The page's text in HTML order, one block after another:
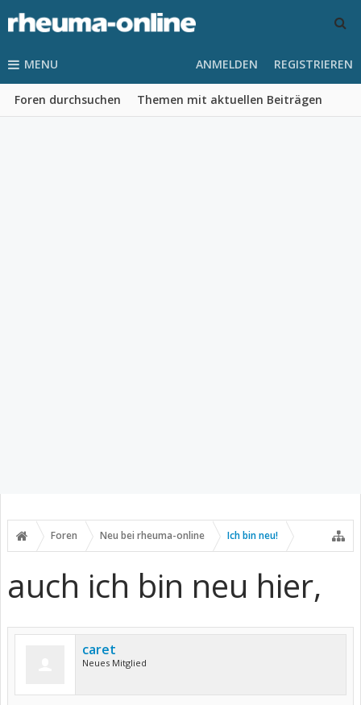
MENU
Foren durchsuchen Themen mit aktuellen Beiträgen
ANMELDEN REGISTRIEREN
Foren Neu bei rheuma-online Ich bin neu!
auch ich bin neu hier,
caret
Neues Mitglied